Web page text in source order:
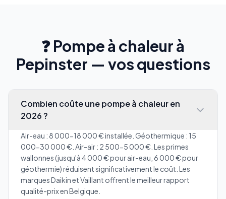
❓ Pompe à chaleur à
Pepinster — vos questions
Combien coûte une pompe à chaleur en
2026 ?
Air-eau : 8 000-18 000 € installée. Géothermique : 15
000-30 000 €. Air-air : 2 500-5 000 €. Les primes
wallonnes (jusqu'à 4 000 € pour air-eau, 6 000 € pour
géothermie) réduisent significativement le coût. Les
marques Daikin et Vaillant offrent le meilleur rapport
qualité-prix en Belgique.